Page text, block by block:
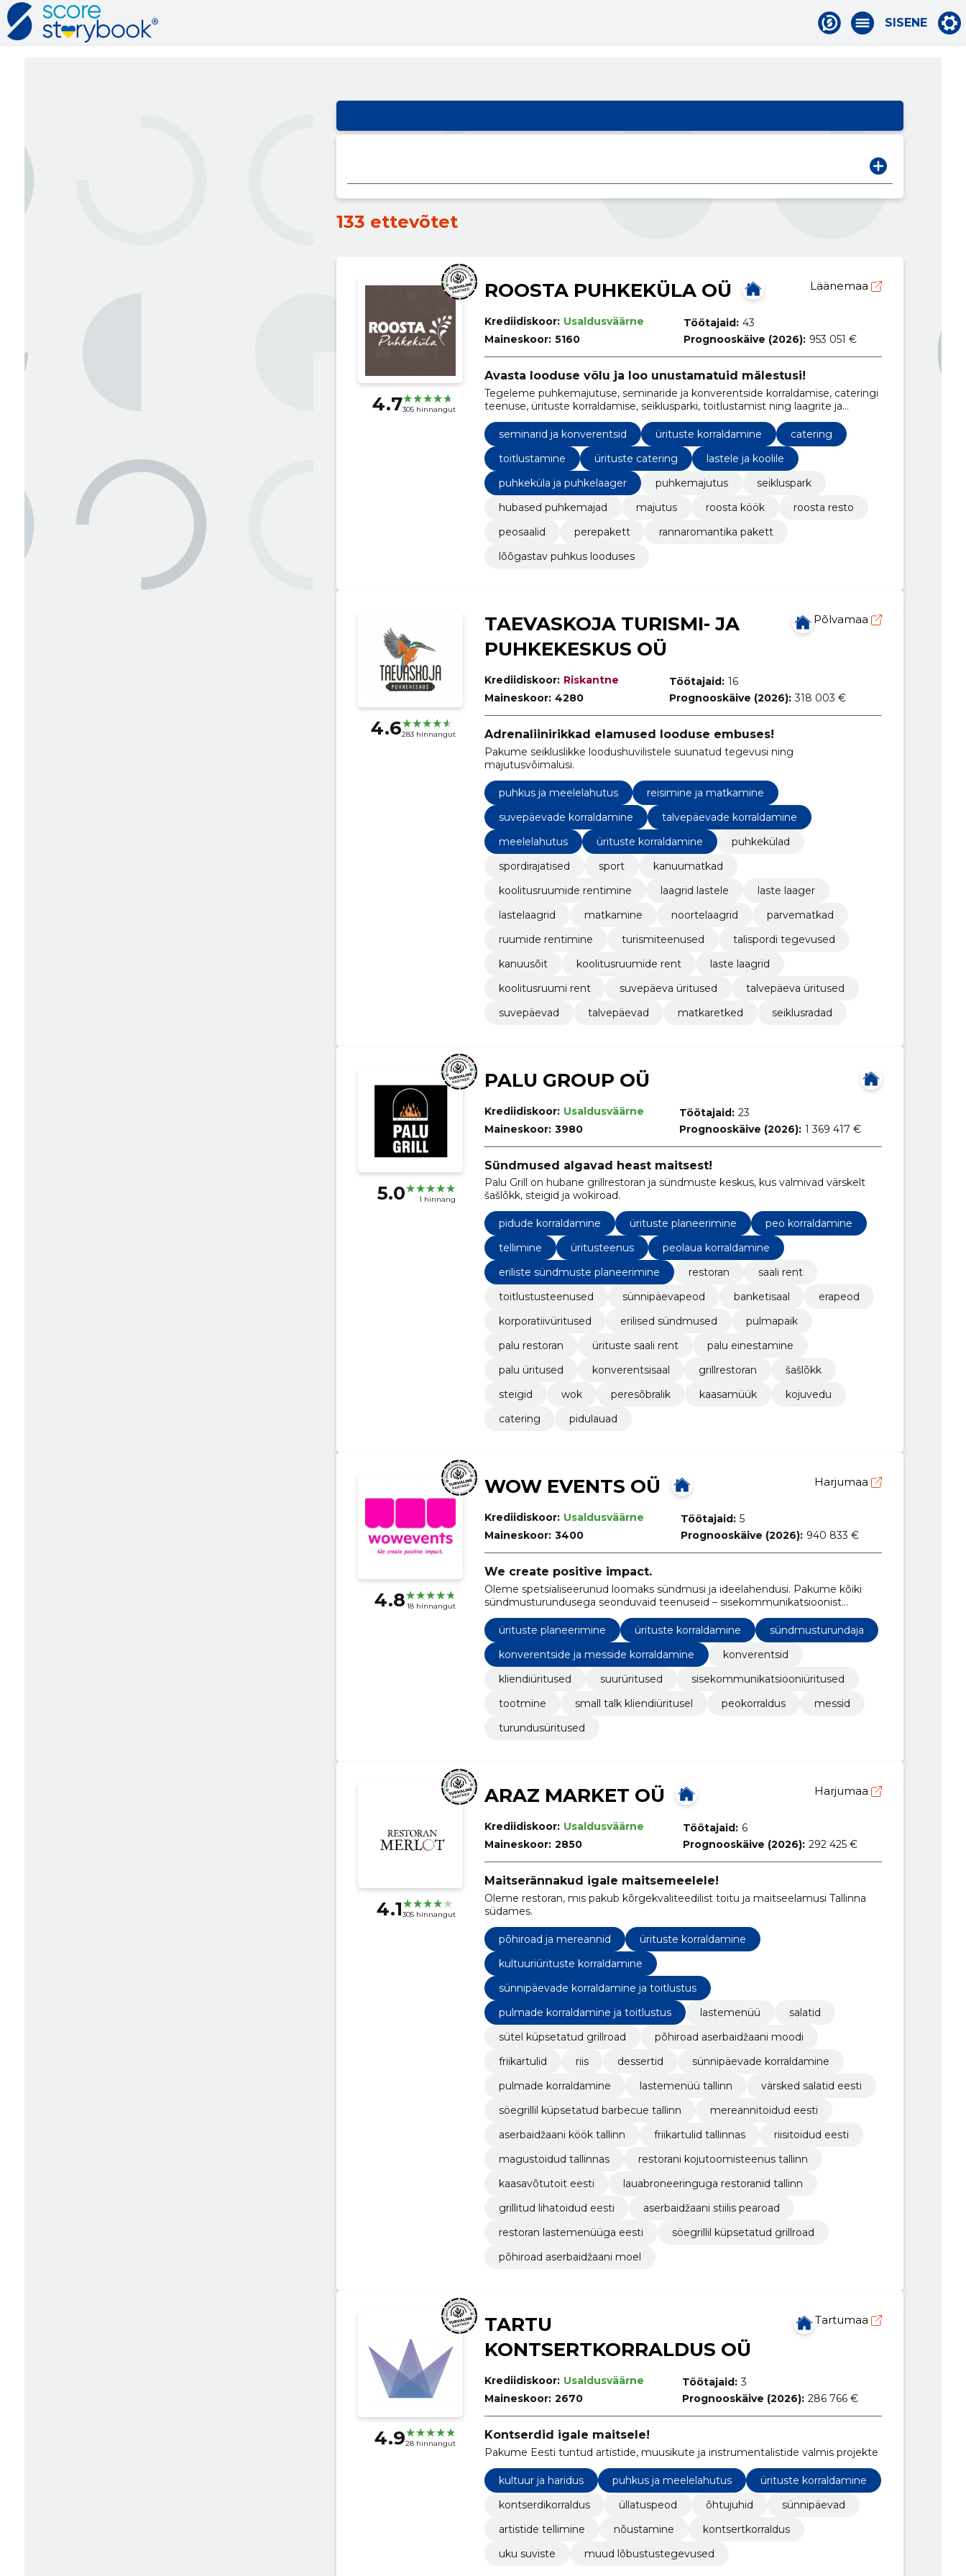
SISENE
133 ettevõtet
4.7305 hinnangut
ROOSTA PUHKEKÜLA OÜ Läänemaa
Krediidiskoor: Usaldusväärne
Maineskoor: 5160
Töötajaid: 43
Prognooskäive (2026): 953 051 €
Avasta looduse võlu ja loo unustamatuid mälestusi!
Tegeleme puhkemajutuse, seminaride ja konverentside korraldamise, cateringi
teenuse, ürituste korraldamise, seiklusparki, toitlustamist ning laagrite ja
praktikaprogrammide pakkumisega
seminarid ja konverentsid
ürituste korraldamine
catering
toitlustamine
ürituste catering
lastele ja koolile
puhkeküla ja puhkelaager
puhkemajutus
seikluspark
hubased puhkemajad
majutus roosta köök
roosta resto
peosaalid
perepakett
rannaromantika pakett
lõõgastav puhkus looduses
4.6283 hinnangut
TAEVASKOJA TURISMI- JA
PUHKEKESKUS OÜ
Põlvamaa
Krediidiskoor: Riskantne
Maineskoor: 4280
Töötajaid: 16
Prognooskäive (2026): 318 003 €
Adrenaliinirikkad elamused looduse embuses!
Pakume seikluslikke loodushuvilistele suunatud tegevusi ning
majutusvõimalusi.
puhkus ja meelelahutus
reisimine ja matkamine
suvepäevade korraldamine
talvepäevade korraldamine
meelelahutus
ürituste korraldamine
puhkekülad
spordirajatised
sport
kanuumatkad
koolitusruumide rentimine
laagrid lastele
laste laager
lastelaagrid
matkamine noortelaagrid
parvematkad
ruumide rentimine
turismiteenused
talispordi tegevused
kanuusõit
koolitusruumide rent
laste laagrid
koolitusruumi rent
suvepäeva üritused
talvepäeva üritused
suvepäevad
talvepäevad matkaretked seiklusradad
5.0 1 hinnang
PALU GROUP OÜ
Krediidiskoor: Usaldusväärne
Maineskoor: 3980
Töötajaid: 23
Prognooskäive (2026): 1 369 417 €
Sündmused algavad heast maitsest!
Palu Grill on hubane grillrestoran ja sündmuste keskus, kus valmivad värskelt
šašlõkk, steigid ja wokiroad.
pidude korraldamine ürituste planeerimine
peo korraldamine
tellimine
üritusteenus
peolaua korraldamine
eriliste sündmuste planeerimine
restoran
saali rent
toitlustusteenused
sünnipäevapeod banketisaal
erapeod
korporatiivüritused
erilised sündmused
pulmapaik
palu restoran
ürituste saali rent
palu einestamine
palu üritused
konverentsisaal grillrestoran
šašlõkk
steigid
wok peresõbralik kaasamüük
kojuvedu
catering
pidulauad
4.8 18 hinnangut
WOW EVENTS OÜ Harjumaa
Krediidiskoor: Usaldusväärne
Maineskoor: 3400
Töötajaid: 5
Prognooskäive (2026): 940 833 €
We create positive impact.
Oleme spetsialiseerunud loomaks sündmusi ja ideelahendusi. Pakume kõiki
sündmusturundusega seonduvaid teenuseid – sisekommunikatsioonist
konverentside korraldamiseni ja helitehnika rendist ise laulmiseni … kui vaja …
ürituste planeerimine
ürituste korraldamine
sündmusturundaja
konverentside ja messide korraldamine
konverentsid
kliendiüritused
suurüritused
sisekommunikatsiooniüritused
tootmine
small talk kliendiüritusel peokorraldus
messid
turundusüritused
4.1305 hinnangut
ARAZ MARKET OÜ Harjumaa
Krediidiskoor: Usaldusväärne
Maineskoor: 2850
Töötajaid: 6
Prognooskäive (2026): 292 425 €
Maitserännakud igale maitsemeelele!
Oleme restoran, mis pakub kõrgekvaliteedilist toitu ja maitseelamusi Tallinna
südames.
põhiroad ja mereannid
ürituste korraldamine
kultuuriürituste korraldamine
sünnipäevade korraldamine ja toitlustus
pulmade korraldamine ja toitlustus
lastemenüü
salatid
sütel küpsetatud grillroad
põhiroad aserbaidžaani moodi
friikartulid
riis dessertid
sünnipäevade korraldamine
pulmade korraldamine
lastemenüü tallinn
värsked salatid eesti
söegrillil küpsetatud barbecue tallinn
mereannitoidud eesti
aserbaidžaani köök tallinn
friikartulid tallinnas
riisitoidud eesti
magustoidud tallinnas
restorani kojutoomisteenus tallinn
kaasavõtutoit eesti
lauabroneeringuga restoranid tallinn
grillitud lihatoidud eesti
aserbaidžaani stiilis pearoad
restoran lastemenüüga eesti
söegrillil küpsetatud grillroad
põhiroad aserbaidžaani moel
4.928 hinnangut
TARTU
KONTSERTKORRALDUS OÜ
Tartumaa
Krediidiskoor: Usaldusväärne
Maineskoor: 2670
Töötajaid: 3
Prognooskäive (2026): 286 766 €
Kontserdid igale maitsele!
Pakume Eesti tuntud artistide, muusikute ja instrumentalistide valmis projekte
kultuur ja haridus puhkus ja meelelahutus
ürituste korraldamine
kontserdikorraldus
üllatuspeod õhtujuhid
sünnipäevad
artistide tellimine
nõustamine
kontsertkorraldus
uku suviste
muud lõbustustegevused